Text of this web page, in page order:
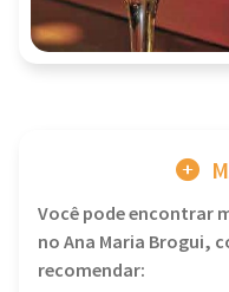
Você pode encontrar
no Ana Maria Brogui,
recomendar: